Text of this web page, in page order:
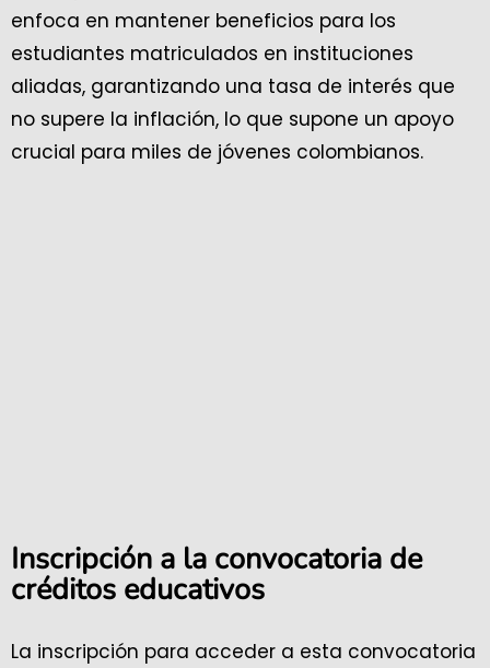
enfoca en mantener beneficios para los
estudiantes matriculados en instituciones
aliadas, garantizando una tasa de interés que
no supere la inflación, lo que supone un apoyo
crucial para miles de jóvenes colombianos.
Inscripción a la convocatoria de
créditos educativos
La inscripción para acceder a esta convocatoria